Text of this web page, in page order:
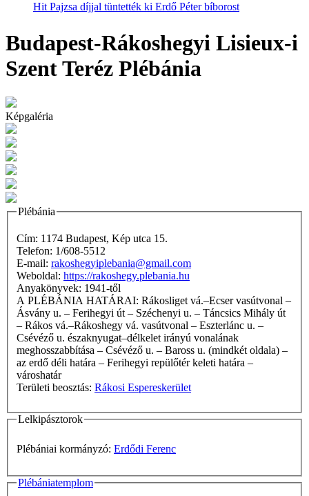
Hit Pajzsa díjjal tüntették ki Erdő Péter bíborost
Budapest-Rákoshegyi Lisieux-i
Szent Teréz Plébánia
Képgaléria
Plébánia
Cím: 1174 Budapest, Kép utca 15.
Telefon: 1/608-5512
E-mail: rakoshegyiplebania@gmail.com
Weboldal: https://rakoshegy.plebania.hu
Anyakönyvek: 1941-től
A PLÉBÁNIA HATÁRAI: Rákosliget vá.–Ecser vasútvonal –
Ásvány u. – Ferihegyi út – Széchenyi u. – Táncsics Mihály út
– Rákos vá.–Rákoshegy vá. vasútvonal – Eszterlánc u. –
Csévéző u. északnyugat–délkelet irányú vonalának
meghosszabbítása – Csévéző u. – Baross u. (mindkét oldala) –
az erdő déli határa – Ferihegyi repülőtér keleti határa –
városhatár
Területi beosztás: Rákosi Espereskerület
Lelkipásztorok
Plébániai kormányzó: Erdődi Ferenc
Plébániatemplom